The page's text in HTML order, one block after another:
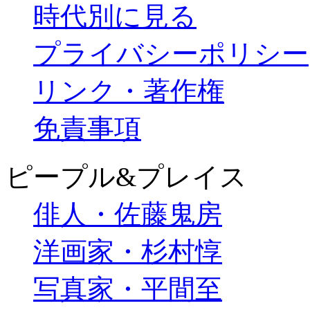
時代別に見る
プライバシーポリシー
リンク・著作権
免責事項
ピープル&プレイス
俳人・佐藤鬼房
洋画家・杉村惇
写真家・平間至